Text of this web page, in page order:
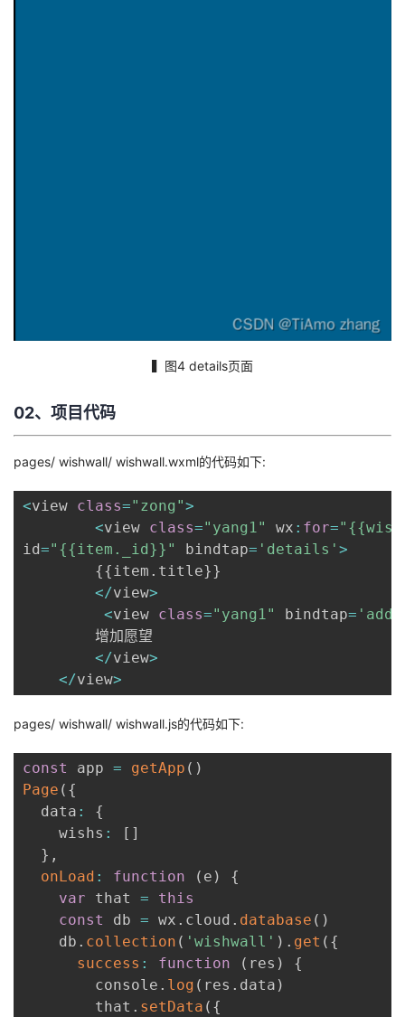
▍图4 details页面
02、项目代码
pages/ wishwall/ wishwall.wxml的代码如下:
<view class="zong">
<view class="yang1" wx : for=
id="{{item._id}}" bindtap= 'details' >
{{item . title}}
</view>
<view class="yang1" bindtap= 'add'
        增加愿望
</view>
</view>
pages/ wishwall/ wishwall.js的代码如下:
const app = getApp ( )
Page ( {
  data
:
{
    wishs
: [ ]
} ,
onLoad : function ( e )
{
var that =
this
const
db = wx . cloud . database ( )
    db
. collection ( 'wishwall' ) . get ( {
success : function ( res )
{
        console
. log ( res . data )
        that
. setData ( {